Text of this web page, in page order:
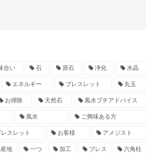
合い 石 原石 浄化 水晶
エネルギー ブレスレット 丸玉
お掃除 天然石 風水プチアドバイス
風水 ご興味ある方
スレット お客様 アメジスト
産地 一つ 加工 ブレス 六角柱